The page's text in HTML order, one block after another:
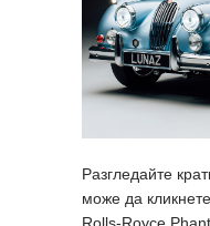
Разгледайте
може да